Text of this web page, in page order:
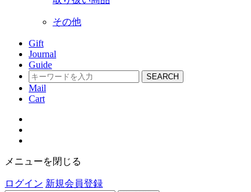
その他
Gift
Journal
Guide
SEARCH
Mail
Cart
メニューを閉じる
ログイン 新規会員登録